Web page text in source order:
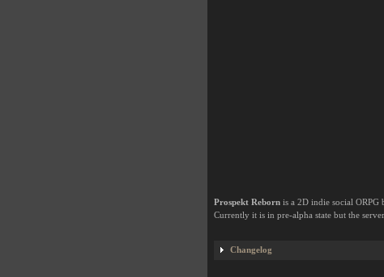
Prospekt Reborn is a 2D indie social ORPG
Currently it is in pre-alpha state but the
Changelog